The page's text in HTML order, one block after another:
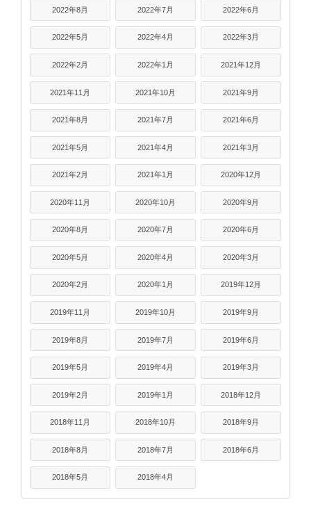
2022年8月 2022年7月 2022年6月
2022年5月 2022年4月 2022年3月
2022年2月 2022年1月 2021年12月
2021年11月 2021年10月 2021年9月
2021年8月 2021年7月 2021年6月
2021年5月 2021年4月 2021年3月
2021年2月 2021年1月 2020年12月
2020年11月 2020年10月 2020年9月
2020年8月 2020年7月 2020年6月
2020年5月 2020年4月 2020年3月
2020年2月 2020年1月 2019年12月
2019年11月 2019年10月 2019年9月
2019年8月 2019年7月 2019年6月
2019年5月 2019年4月 2019年3月
2019年2月 2019年1月 2018年12月
2018年11月 2018年10月 2018年9月
2018年8月 2018年7月 2018年6月
2018年5月 2018年4月